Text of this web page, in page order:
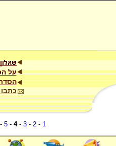
על
כתבו
1
-
2
-
3
-
4
-
5
-